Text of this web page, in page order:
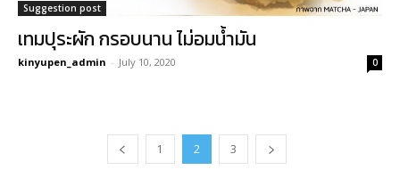
Suggestion post
เทมปุระผัก กรอบนาน ไม่อมน้ำมัน
kinyupen_admin - July 10, 2020 0
1 2 3